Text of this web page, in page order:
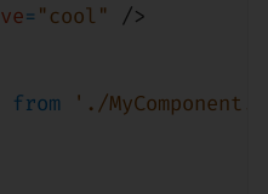
= "cool" />
from
'./